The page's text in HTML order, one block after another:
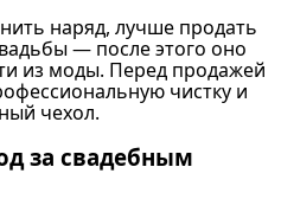
наряд, лучше продать
— после этого оно
из моды. Перед продажей
чистку и
чехол.
за свадебным